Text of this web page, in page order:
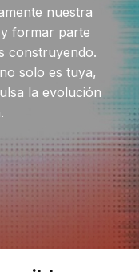
compra
nuestra
formar parte
construyendo.
solo es tuya,
la evolución